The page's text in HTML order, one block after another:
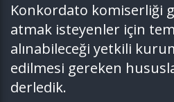
Konkordato komiserliği
atmak isteyenler için
alınabileceği yetkili
edilmesi gereken
derledik.